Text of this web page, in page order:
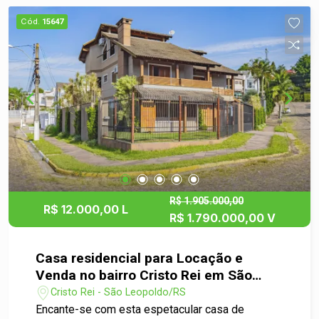
Cód. 15647
R$ 12.000,00 L
R$ 1.905.000,00
R$ 1.790.000,00 V
Casa residencial para Locação e
Venda no bairro Cristo Rei em São
Leopoldo
Cristo Rei - São Leopoldo/RS
Encante-se com esta espetacular casa de